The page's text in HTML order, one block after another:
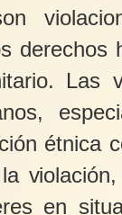
derechos
Las
étnica
en